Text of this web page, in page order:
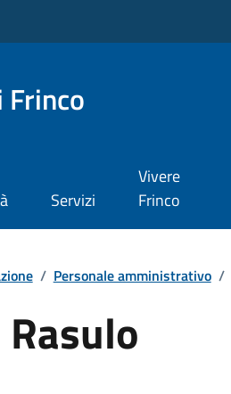
Frinco
Servizi
Vivere
Frinco
/ Personale amministrativo /